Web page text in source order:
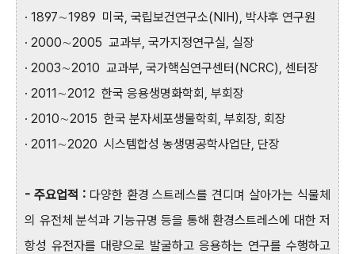
· 1897∼1989 미국, 국립보건연구소(NIH), 박사후 연구원
· 2000∼2005 교과부, 국가지정연구실, 실장
· 2003∼2010 교과부, 국가핵심연구센터(NCRC), 센터장
· 2011∼2012 한국 응용생명화학회, 부회장
· 2010∼2015 한국 분자세포생물학회, 부회장, 회장
· 2011∼2020 시스템합성 농생명공학사업단, 단장
- 주요업적 : 다양한 환경 스트레스를 견디며 살아가는 식물체
의 유전체 분석과 기능규명 등을 통해 환경스트레스에 대한 저
항성 유전자를 대량으로 발굴하고 응용하는 연구를 수행하고